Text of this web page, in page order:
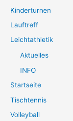
Kinderturnen
Lauftreff
Leichtathletik
Aktuelles
INFO
Startseite
Tischtennis
Volleyball